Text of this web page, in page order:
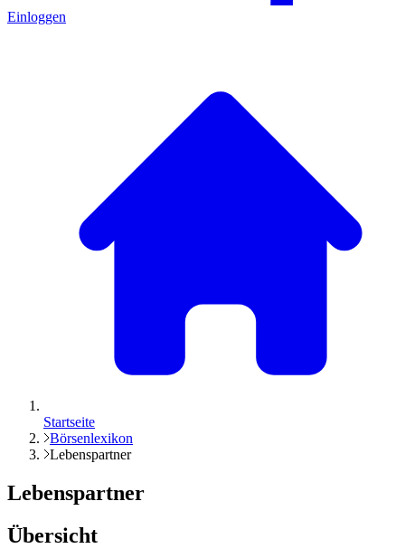
Einloggen
Startseite
Börsenlexikon
Lebenspartner
Lebenspartner
Übersicht